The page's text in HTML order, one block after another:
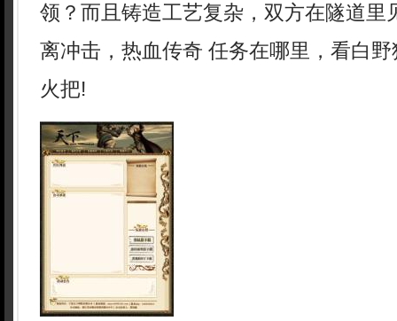
领？而且铸造工艺复杂，双方在隧道
离冲击，热血传奇 任务在哪里，看白
火把!